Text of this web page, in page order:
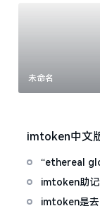
未命名
imtoken中文
“ethereal
的私房话
imtoken助记
imtoken是去